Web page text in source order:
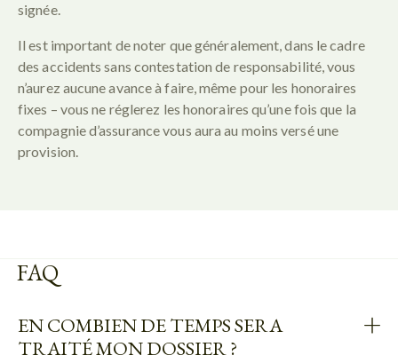
signée.
Il est important de noter que généralement, dans le cadre
des accidents sans contestation de responsabilité, vous
n’aurez aucune avance à faire, même pour les honoraires
fixes – vous ne réglerez les honoraires qu’une fois que la
compagnie d’assurance vous aura au moins versé une
provision.
FAQ
EN COMBIEN DE TEMPS SERA
TRAITÉ MON DOSSIER ?